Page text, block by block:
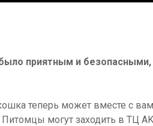
приятным и безопасными,
теперь может вместе с
могут заходить в ТЦ